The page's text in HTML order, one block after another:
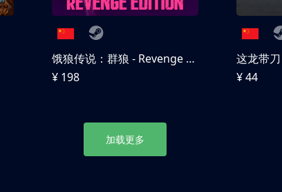
饿狼传说：群狼 - Revenge Edition
¥ 198
这龙带刀
¥ 44
加载更多